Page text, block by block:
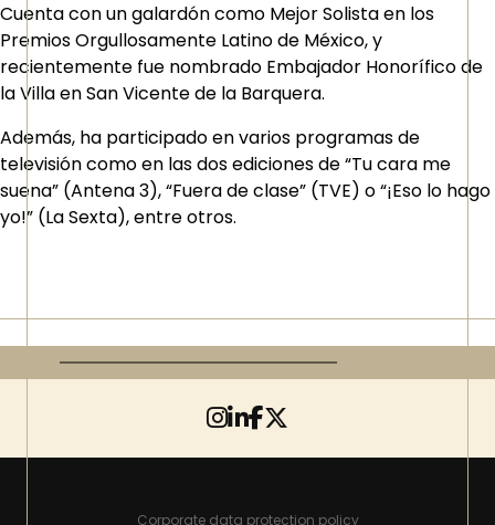
Cuenta con un galardón como Mejor Solista en los
Premios Orgullosamente Latino de México, y
recientemente fue nombrado Embajador Honorífico de
la Villa en San Vicente de la Barquera.
Además, ha participado en varios programas de
televisión como en las dos ediciones de “Tu cara me
suena” (Antena 3), “Fuera de clase” (TVE) o “¡Eso lo hago
yo!” (La Sexta), entre otros.
Corporate data protection policy